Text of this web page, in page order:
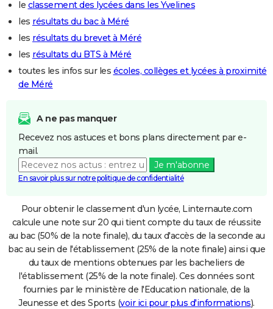
le classement des lycées dans les Yvelines
les résultats du bac à Méré
les résultats du brevet à Méré
les résultats du BTS à Méré
toutes les infos sur les écoles, collèges et lycées à proximité
de Méré
A ne pas manquer
Recevez nos astuces et bons plans directement par e-
mail.
Je m'abonne
En savoir plus sur notre politique de confidentialité
Pour obtenir le classement d'un lycée, Linternaute.com
calcule une note sur 20 qui tient compte du taux de réussite
au bac (50% de la note finale), du taux d'accès de la seconde au
bac au sein de l'établissement (25% de la note finale) ainsi que
du taux de mentions obtenues par les bacheliers de
l'établissement (25% de la note finale). Ces données sont
fournies par le ministère de l'Education nationale, de la
Jeunesse et des Sports (voir ici pour plus d'informations).